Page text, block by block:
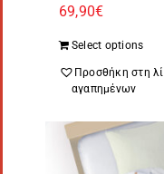
69,90€
Select options
Προσθήκη στη
αγαπημένων